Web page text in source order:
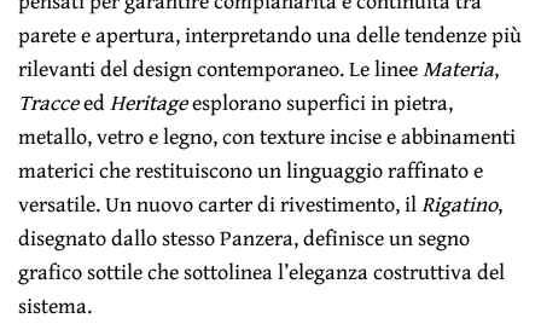
parete e apertura, interpretando una delle tendenze più
rilevanti del design contemporaneo. Le lineeMateria,
TracceedHeritageesplorano superfici in pietra,
metallo, vetro e legno, con texture incise e abbinamenti
materici che restituiscono un linguaggio raffinato e
versatile. Un nuovo carter di rivestimento, ilRigatino,
disegnato dallo stesso Panzera, definisce un segno
grafico sottile che sottolinea l’eleganza costruttiva del
sistema.